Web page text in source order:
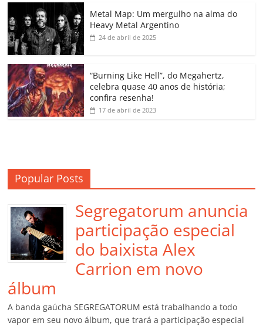
o
k
p a
ss
o
m
k h
Metal Map: Um mergulho na alma do
Heavy Metal Argentino
24 de abril de 2025
“Burning Like Hell”, do Megahertz,
celebra quase 40 anos de história;
confira resenha!
17 de abril de 2023
Popular Posts
Segregatorum anuncia
participação especial
do baixista Alex
Carrion em novo
álbum
A banda gaúcha SEGREGATORUM está trabalhando a todo
vapor em seu novo álbum, que trará a participação especial